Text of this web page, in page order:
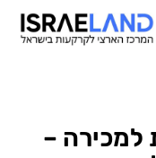
למכירה –